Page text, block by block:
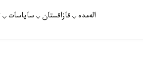
الەمدە قازاقستان ساياسات